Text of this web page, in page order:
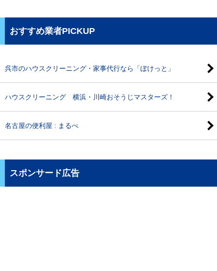
おすすめ業者PICKUP
呉市のハウスクリーニング・家事代行なら「ぽけっと」
ハウスクリーニング 横浜・川崎おそうじマスターズ！
名古屋の便利屋 : まるべ
スポンサード広告